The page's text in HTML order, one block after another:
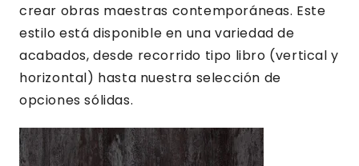
crear obras maestras contemporáneas. Este
estilo está disponible en una variedad de
acabados, desde recorrido tipo libro (vertical y
horizontal) hasta nuestra selección de
opciones sólidas.